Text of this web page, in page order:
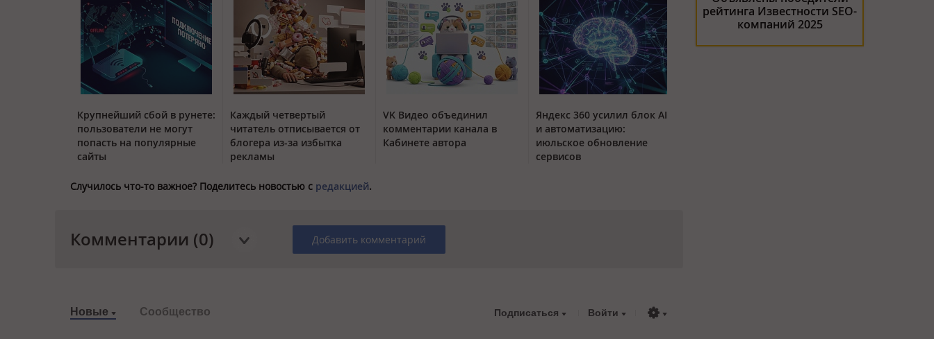
Крупнейший сбой в рунете:
пользователи не могут
попасть на популярные
сайты
Каждый четвертый
читатель отписывается от
блогера из-за избытка
рекламы
VK Видео объединил
комментарии канала в
Кабинете автора
Яндекс 360 усилил блок AI
и автоматизацию:
июльское обновление
сервисов
Случилось что-то важное? Поделитесь новостью с редакцией.
Комментарии (0) Добавить комментарий
Новые Сообщество Подписаться Войти
рейтинга Известности SEO-
компаний 2025